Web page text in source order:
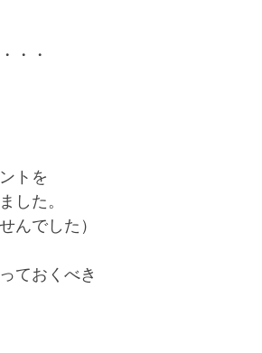
・・
トを
した。
んでした）
ておくべき